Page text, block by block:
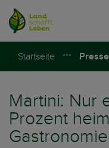
Startseite
Martini: Nur
Prozent
Gastronomie